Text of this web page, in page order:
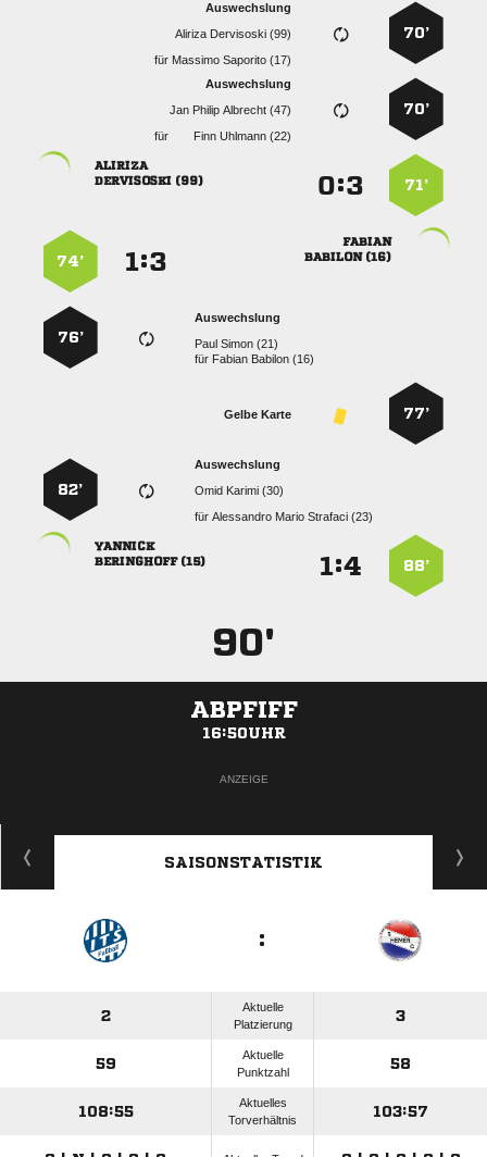
70’
Auswechslung
  
für   
70’
Auswechslung
   
für
  
71’
:

 

 
:
74’
Auswechslung
  
für   
76’
77’
Gelbe Karte
Auswechslung
  
für   
82’
88’
:

 
90'
ABPFIFF
16:50UHR
ANZEIGE
SAISONSTATISTIK
:
2
Aktuelle
Platzierung
3
59
Aktuelle
Punktzahl
58
108:55
Aktuelles
Torverhältnis
103:57